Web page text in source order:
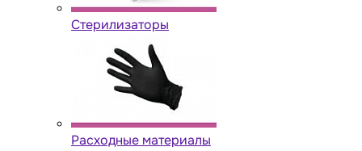
Стерилизаторы
Расходные материалы